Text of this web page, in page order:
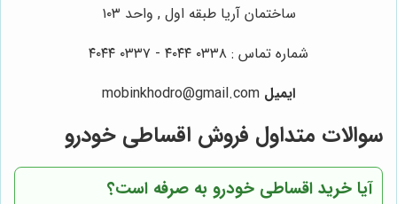
ساختمان آریا طبقه اول , واحد ۱۰۳
شماره تماس : ۰۳۳۸ ۴۰۴۴ - ۰۳۳۷ ۴۰۴۴
ایمیل
سوالات متداول فروش اقساطی خودرو
آیا خرید اقساطی خودرو به صرفه است؟